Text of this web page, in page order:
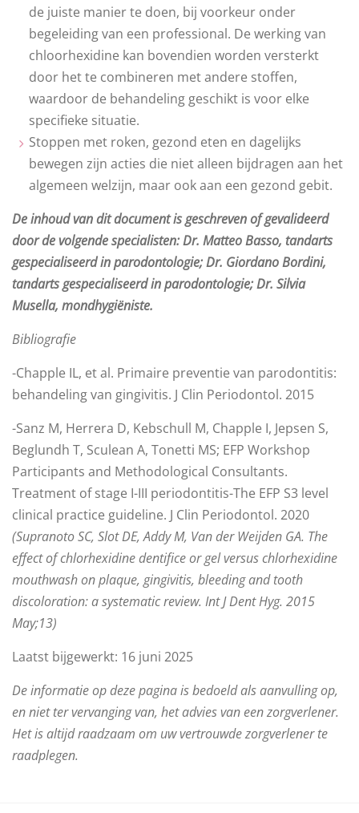
de juiste manier te doen, bij voorkeur onder
begeleiding van een professional. De werking van
chloorhexidine kan bovendien worden versterkt
door het te combineren met andere stoffen,
waardoor de behandeling geschikt is voor elke
specifieke situatie.
Stoppen met roken, gezond eten en dagelijks
bewegen zijn acties die niet alleen bijdragen aan het
algemeen welzijn, maar ook aan een gezond gebit.
De inhoud van dit document is geschreven of gevalideerd
door de volgende specialisten: Dr. Matteo Basso, tandarts
gespecialiseerd in parodontologie; Dr. Giordano Bordini,
tandarts gespecialiseerd in parodontologie; Dr. Silvia
Musella, mondhygiëniste.
Bibliografie
-Chapple IL, et al. Primaire preventie van parodontitis:
behandeling van gingivitis. J Clin Periodontol. 2015
-Sanz M, Herrera D, Kebschull M, Chapple I, Jepsen S,
Beglundh T, Sculean A, Tonetti MS; EFP Workshop
Participants and Methodological Consultants.
Treatment of stage I-III periodontitis-The EFP S3 level
clinical practice guideline. J Clin Periodontol. 2020
(Supranoto SC, Slot DE, Addy M, Van der Weijden GA. The
effect of chlorhexidine dentifice or gel versus chlorhexidine
mouthwash on plaque, gingivitis, bleeding and tooth
discoloration: a systematic review. Int J Dent Hyg. 2015
May;13)
Laatst bijgewerkt: 16 juni 2025
De informatie op deze pagina is bedoeld als aanvulling op,
en niet ter vervanging van, het advies van een zorgverlener.
Het is altijd raadzaam om uw vertrouwde zorgverlener te
raadplegen.